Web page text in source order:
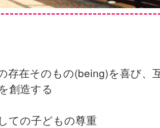
存在そのもの(being)を喜び、
創造する
ての子どもの尊重